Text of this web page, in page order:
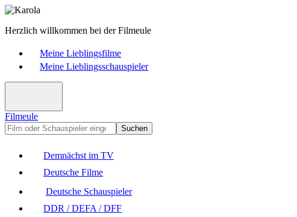
Herzlich willkommen bei der Filmeule
Meine Lieblingsfilme
Meine Lieblingsschauspieler
Filmeule
Suchen
Demnächst im TV
Deutsche Filme
Deutsche Schauspieler
DDR / DEFA / DFF